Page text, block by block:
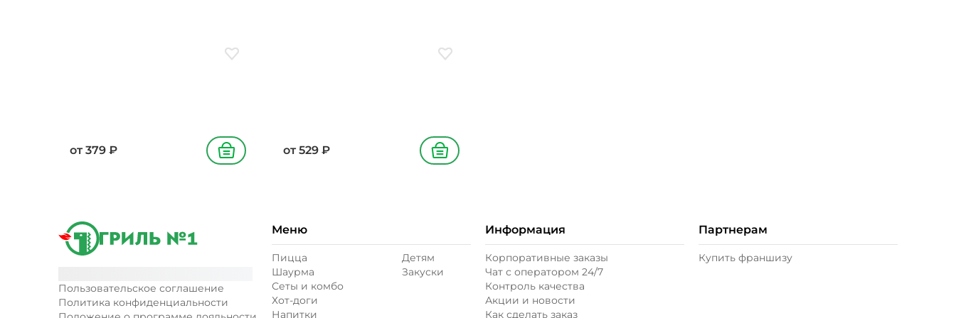
Добавить в избранное
от 379 ₽ В корзину
Добавить в избранное
от 529 ₽ В корзину
Пользовательское соглашение
Политика конфиденциальности
Меню
Пицца
Шаурма
Сеты и комбо
Хот-доги
Напитки
Детям
Закуски
Информация
Корпоративные заказы
Чат с оператором 24/7
Контроль качества
Акции и новости
Как сделать заказ
Партнерам
Купить франшизу